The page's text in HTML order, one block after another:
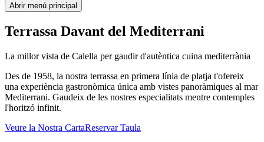
Abrir menú principal
Terrassa Davant del Mediterrani
La millor vista de Calella per gaudir d'autèntica cuina mediterrània
Des de 1958, la nostra terrassa en primera línia de platja t'ofereix
una experiència gastronòmica única amb vistes panoràmiques al mar
Mediterrani. Gaudeix de les nostres especialitats mentre contemples
l'horitzó infinit.
Veure la Nostra CartaReservar Taula